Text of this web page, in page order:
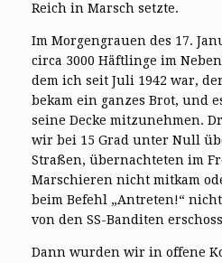
Reich in Marsch setzte.
Im Morgengrauen des 17.
circa 3000 Häftlinge im
dem ich seit Juli 1942 war,
bekam ein ganzes Brot, und
seine Decke mitzunehmen.
wir bei 15 Grad unter Null
Straßen, übernachteten im
Marschieren nicht mitkam
beim Befehl „Antreten!“
von den SS-Banditen
Dann wurden wir in offene